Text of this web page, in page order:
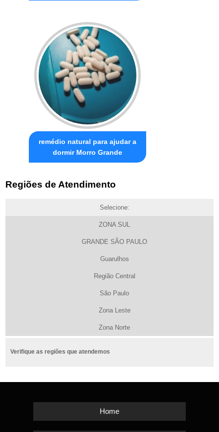
remédio natural para ajudar a
dormir Morro Grande
Regiões de Atendimento
Selecione:
ZONA SUL
GRANDE SÃO PAULO
Guarulhos
Região Central
São Paulo
Zona Leste
Zona Norte
Verifique as regiões que atendemos
Home